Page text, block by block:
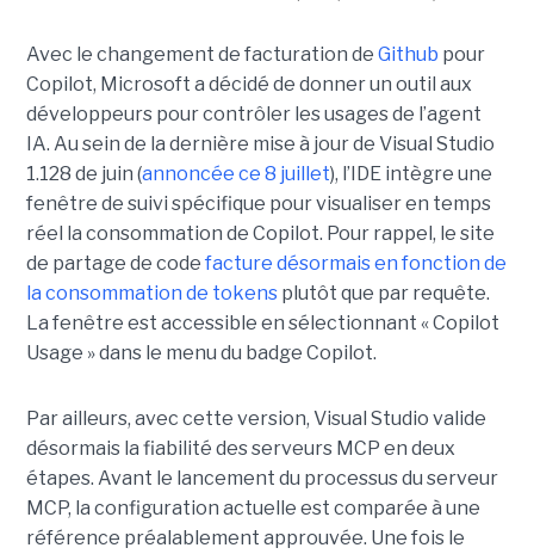
Avec le changement de facturation de Github pour
Copilot, Microsoft a décidé de donner un outil aux
développeurs pour contrôler les usages de l’agent
IA. Au sein de la dernière mise à jour de Visual Studio
1.128 de juin (annoncée ce 8 juillet), l’IDE intègre une
fenêtre de suivi spécifique pour visualiser en temps
réel la consommation de Copilot. Pour rappel, le site
de partage de code facture désormais en fonction de
la consommation de tokens plutôt que par requête.
La fenêtre est accessible en sélectionnant « Copilot
Usage » dans le menu du badge Copilot.
Par ailleurs, avec cette version, Visual Studio valide
désormais la fiabilité des serveurs MCP en deux
étapes. Avant le lancement du processus du serveur
MCP, la configuration actuelle est comparée à une
référence préalablement approuvée. Une fois le